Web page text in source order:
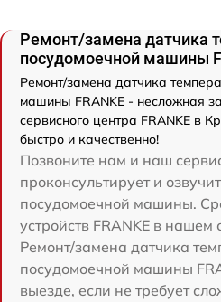
Ремонт/замена датчика
посудомоечной машины
Ремонт/замена датчика
машины FRANKE - несложная
сервисного центра FRANKE в
быстро и качественно!
Позвоните нам и наш
проконсультирует и
посудомоечной машины.
устройств FRANKE в нашем
Ремонт/замена датчика
посудомоечной машины
выезде, если не требует